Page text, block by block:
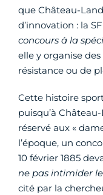
que Château-
d’innovation : la
concours à la
elle y organise
résistance ou de
Cette histoire
puisqu’à
réservé aux «
l’époque, un
10 février 1885
ne pas intimider
cité par la